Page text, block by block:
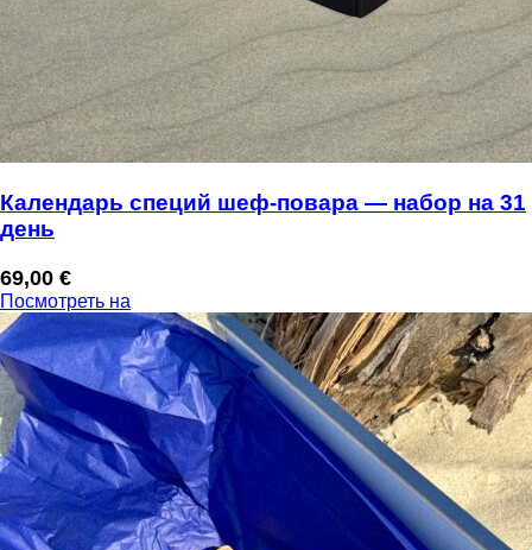
Календарь специй шеф-повара — набор на 31
день
69,00 €
Посмотреть на